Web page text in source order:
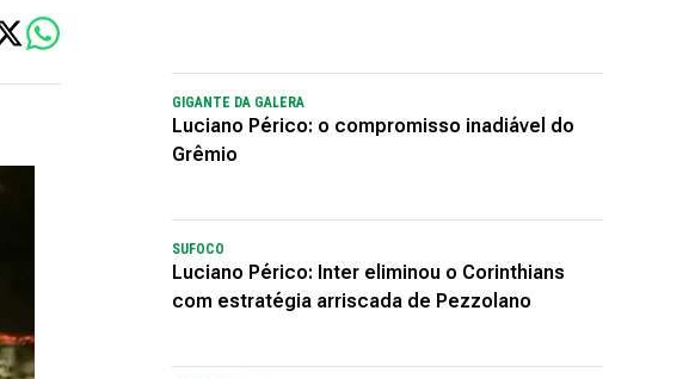
GIGANTE DA GALERA
Luciano Périco: o compromisso inadiável do
Grêmio
SUFOCO
Luciano Périco: Inter eliminou o Corinthians
com estratégia arriscada de Pezzolano